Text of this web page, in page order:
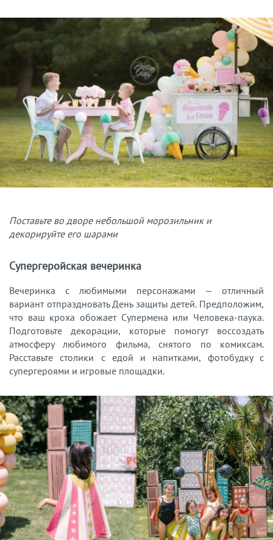
Поставьте во дворе небольшой морозильник и
декорируйте его шарами
Супергеройская вечеринка
Вечеринка с любимыми персонажами — отличный
вариант отпраздновать День защиты детей. Предположим,
что ваш кроха обожает Супермена или Человека-паука.
Подготовьте декорации, которые помогут воссоздать
атмосферу любимого фильма, снятого по комиксам.
Расставьте столики с едой и напитками, фотобудку с
супергероями и игровые площадки.